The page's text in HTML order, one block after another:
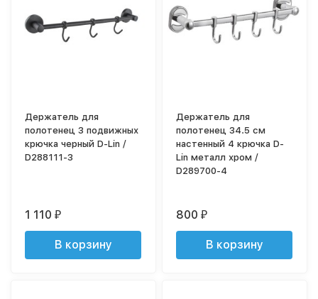
Держатель для
полотенец 3 подвижных
крючка черный D-Lin /
D288111-3
1 110₽
В корзину
Держатель для
полотенец 34.5 см
настенный 4 крючка D-
Lin металл хром /
D289700-4
800₽
В корзину